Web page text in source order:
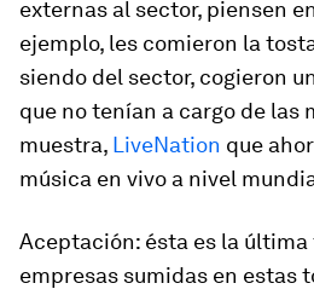
externas al sector, piensen
ejemplo, les comieron la
siendo del sector, cogieron
que no tenían a cargo de las
muestra, LiveNation que
música en vivo a nivel
Aceptación: ésta es la última
empresas sumidas en estas